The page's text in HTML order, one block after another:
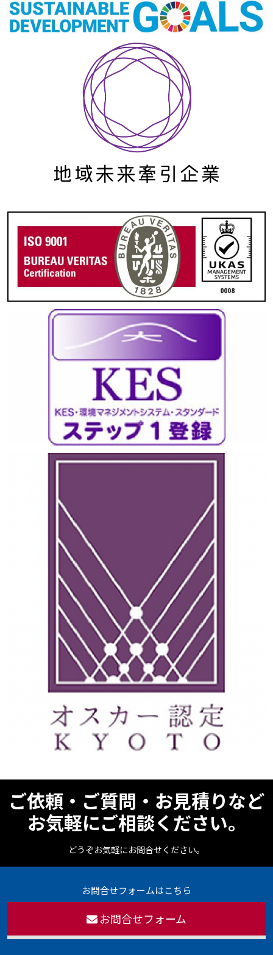
ご依頼・ご質問・お見積りなど
お気軽にご相談ください。
どうぞお気軽にお問合せください。
お問合せフォームはこちら
お問合せフォーム